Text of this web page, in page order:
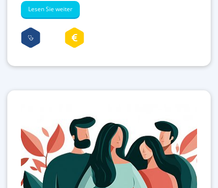
Lesen Sie weiter